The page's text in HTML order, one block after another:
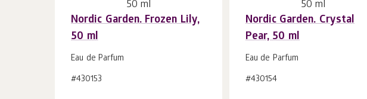
Nordic Garden. Frozen Lily,
50 ml
Eau de Parfum
#430153
Nordic Garden. Crystal
Pear, 50 ml
Eau de Parfum
#430154